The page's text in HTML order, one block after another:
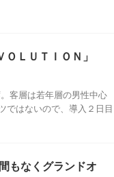
ＬＵＴＩＯＮ」
客層は若年層の男性中心
ではないので、導入２日目
もなくグランドオ